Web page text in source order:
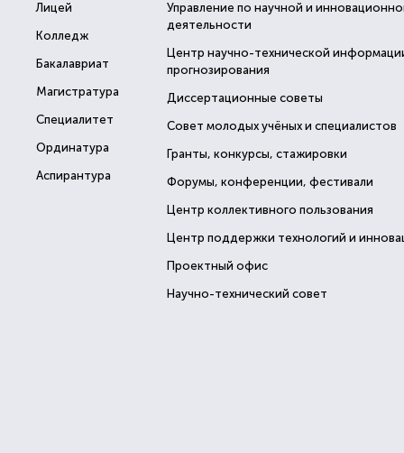
Лицей
Колледж
Бакалавриат
Магистратура
Специалитет
Ординатура
Аспирантура
Управление по научной и
деятельности
Центр научно-технической
прогнозирования
Диссертационные советы
Совет молодых учёных и специалистов
Гранты, конкурсы, стажировки
Форумы, конференции, фестивали
Центр коллективного пользования
Центр поддержки технологий и
Проектный офис
Научно-технический совет